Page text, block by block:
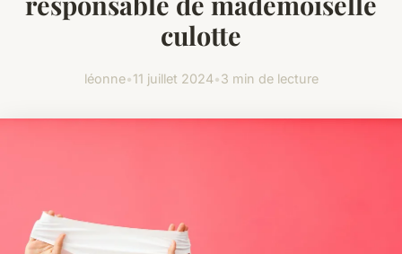
culotte
léonne•11 juillet 2024•3 min de lecture